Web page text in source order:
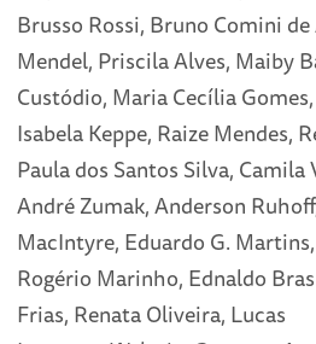
Brusso Rossi, Bruno Comini
Mendel, Priscila Alves, Maiby
Custódio, Maria Cecília
Isabela Keppe, Raize Mendes,
Paula dos Santos Silva,
André Zumak, Anderson
MacIntyre, Eduardo G.
Rogério Marinho, Ednaldo
Frias, Renata Oliveira, Lucas